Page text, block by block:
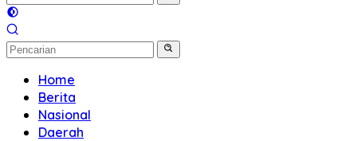
Home
Berita
Nasional
Daerah